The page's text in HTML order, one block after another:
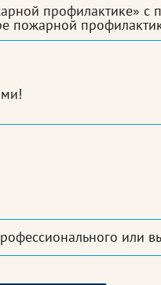
профилактике» с
пожарной
или